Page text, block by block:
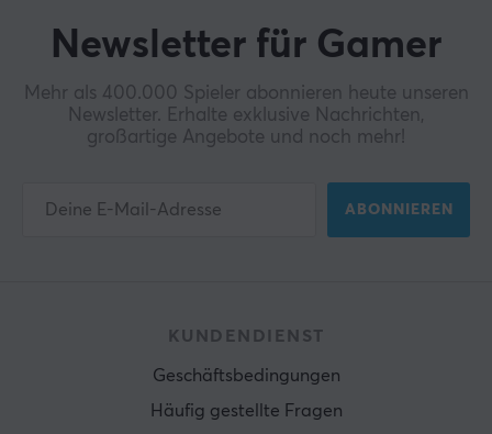
Newsletter für Gamer
Mehr als 400.000 Spieler abonnieren heute unseren
Newsletter. Erhalte exklusive Nachrichten,
großartige Angebote und noch mehr!
ABONNIEREN
KUNDENDIENST
Geschäftsbedingungen
Häufig gestellte Fragen